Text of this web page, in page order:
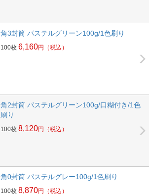
角3封筒 パステルグリーン100g/1色刷り
100枚 6,160円 （税込）
角2封筒 パステルグリーン100g/口糊付き/1色
刷り
100枚 8,120円 （税込）
角0封筒 パステルグレー100g/1色刷り
100枚 8,870円 （税込）